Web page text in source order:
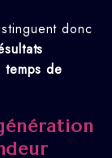
donc
temps de